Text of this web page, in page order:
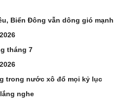
Biển Đông vẫn dông gió mạnh
tháng 7
trong nước xô đổ mọi kỷ lục
nghe